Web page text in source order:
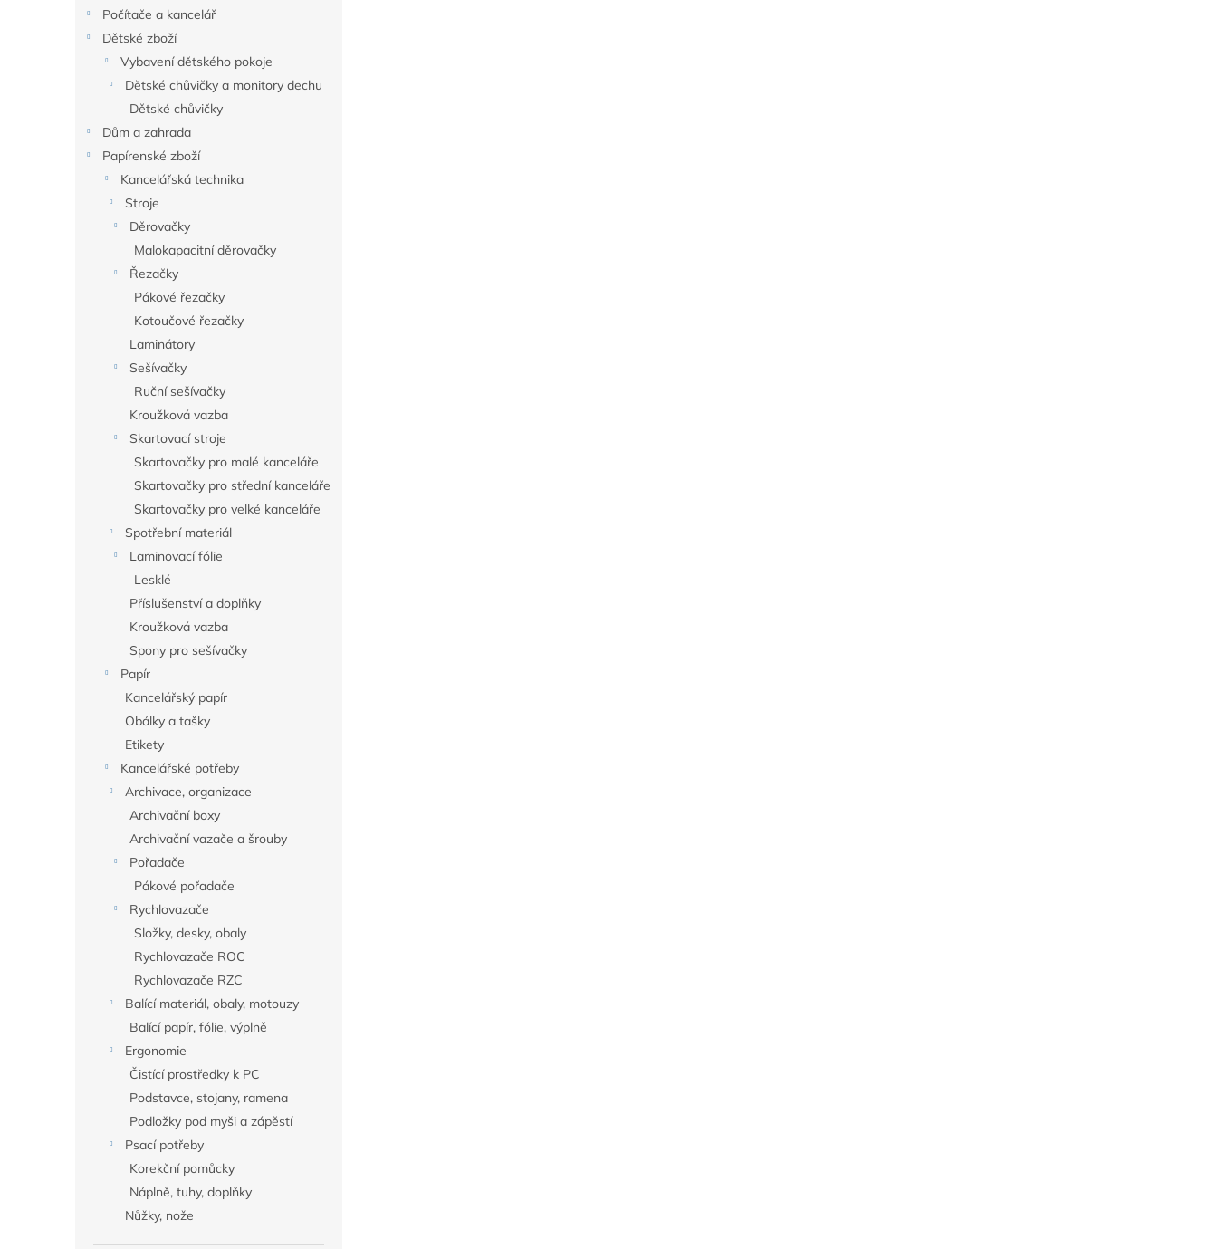
Počítače a kancelář
Dětské zboží
Vybavení dětského pokoje
Dětské chůvičky a monitory dechu
Dětské chůvičky
Dům a zahrada
Papírenské zboží
Kancelářská technika
Stroje
Děrovačky
Malokapacitní děrovačky
Řezačky
Pákové řezačky
Kotoučové řezačky
Laminátory
Sešívačky
Ruční sešívačky
Kroužková vazba
Skartovací stroje
Skartovačky pro malé kanceláře
Skartovačky pro střední kanceláře
Skartovačky pro velké kanceláře
Spotřební materiál
Laminovací fólie
Lesklé
Příslušenství a doplňky
Kroužková vazba
Spony pro sešívačky
Papír
Kancelářský papír
Obálky a tašky
Etikety
Kancelářské potřeby
Archivace, organizace
Archivační boxy
Archivační vazače a šrouby
Pořadače
Pákové pořadače
Rychlovazače
Složky, desky, obaly
Rychlovazače ROC
Rychlovazače RZC
Balící materiál, obaly, motouzy
Balící papír, fólie, výplně
Ergonomie
Čistící prostředky k PC
Podstavce, stojany, ramena
Podložky pod myši a zápěstí
Psací potřeby
Korekční pomůcky
Náplně, tuhy, doplňky
Nůžky, nože